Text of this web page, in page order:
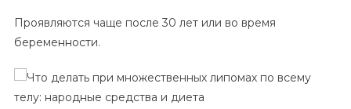
Проявляются чаще после 30 лет или во время
беременности.